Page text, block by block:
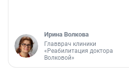
Ирина Волкова
Главврач клиники
«Реабилитация доктора
Волковой»